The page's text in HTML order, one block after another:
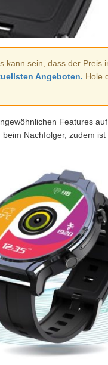
kann sein, dass der Preis
Angeboten. Hole
Features
Nachfolger, zudem ist